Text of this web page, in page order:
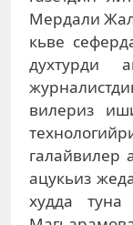
Мердали
кьве
духтурди
вилериз
галайвилер
ацукьиз
худда